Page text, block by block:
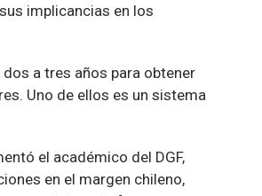
implicancias en los
a tres años para obtener
Uno de ellos es un sistema
el académico del DGF,
en el margen chileno,